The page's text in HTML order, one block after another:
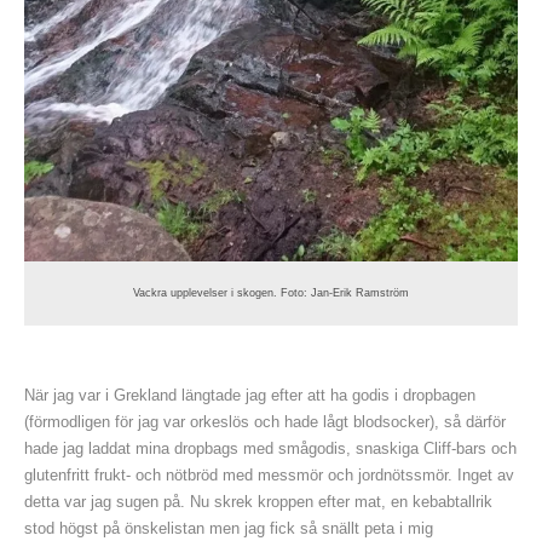
Vackra upplevelser i skogen. Foto: Jan-Erik Ramström
När jag var i Grekland längtade jag efter att ha godis i dropbagen
(förmodligen för jag var orkeslös och hade lågt blodsocker), så därför
hade jag laddat mina dropbags med smågodis, snaskiga Cliff-bars och
glutenfritt frukt- och nötbröd med messmör och jordnötssmör. Inget av
detta var jag sugen på. Nu skrek kroppen efter mat, en kebabtallrik
stod högst på önskelistan men jag fick så snällt peta i mig